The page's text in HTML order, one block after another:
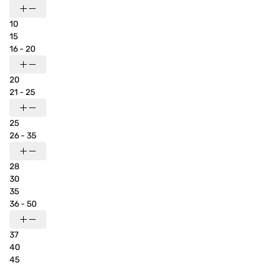
10
15
16 - 20
20
21 - 25
25
26 - 35
28
30
35
36 - 50
37
40
45